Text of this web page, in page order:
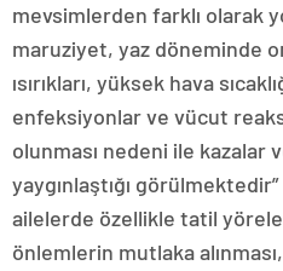
mevsimlerden farklı olarak
maruziyet, yaz döneminde
ısırıkları, yüksek hava
enfeksiyonlar ve vücut
olunması nedeni ile kazalar
yaygınlaştığı
ailelerde özellikle tatil
önlemlerin mutlaka